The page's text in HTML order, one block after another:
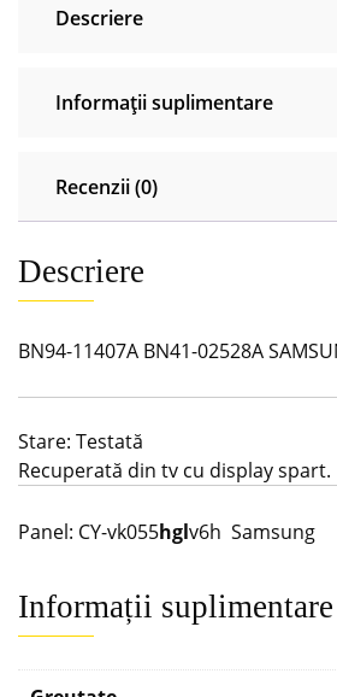
Descriere
Informații suplimentare
Recenzii (0)
Descriere
BN94-11407A BN41-02528A
Stare: Testată
Recuperată din tv cu display spart.
Panel: CY-vk055hglv6h Samsung
Informații suplimentare